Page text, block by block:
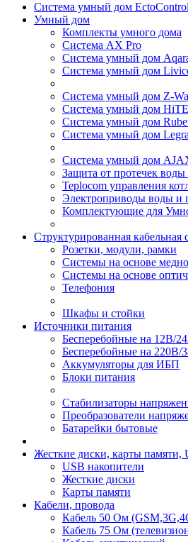
Система умный дом EctoControl
Умный дом
Комплекты умного дома
Система AX Pro
Система умный дом
Система умный дом
Система умный дом Z-
Система умный дом
Система умный дом
Система умный дом
Система умный дом
Защита от протечек
Teplocom управления
Электроприводы воды и
Комплектующие для
Структурированная кабельная
Розетки, модули, рамки
Системы на основе
Системы на основе
Телефония
Шкафы и стойки
Источники питания
Бесперебойные на 12В/
Бесперебойные на 220В/
Аккумуляторы для ИБП
Блоки питания
Стабилизаторы
Преобразователи
Батарейки бытовые
Жесткие диски, карты памяти,
USB накопители
Жесткие диски
Карты памяти
Кабели, провода
Кабель 50 Ом
Кабель 75 Ом